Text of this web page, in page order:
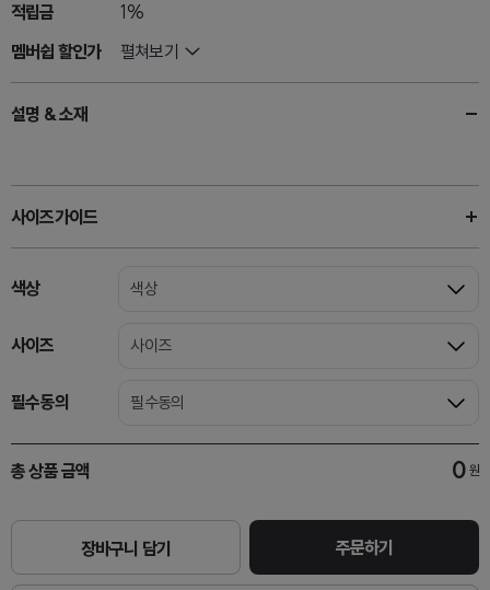
적립금
1%
멤버쉽 할인가
펼쳐보기
설명 & 소재
사이즈가이드
색상 색상
사이즈 사이즈
필수동의 필수동의
총 상품 금액 0 원
장바구니 담기 주문하기